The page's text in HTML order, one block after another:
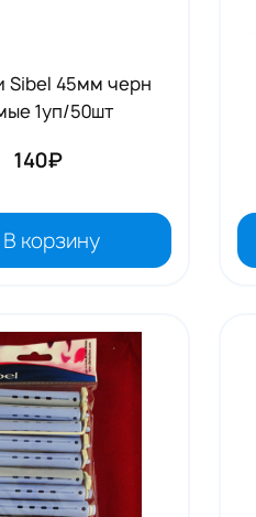
Sibel 45мм черн
1уп/50шт
140₽
В корзину